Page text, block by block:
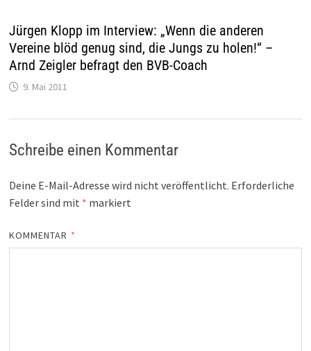
Jürgen Klopp im Interview: „Wenn die anderen
Vereine blöd genug sind, die Jungs zu holen!“ –
Arnd Zeigler befragt den BVB-Coach
9. Mai 2011
Schreibe einen Kommentar
Deine E-Mail-Adresse wird nicht veröffentlicht. Erforderliche
Felder sind mit * markiert
KOMMENTAR *